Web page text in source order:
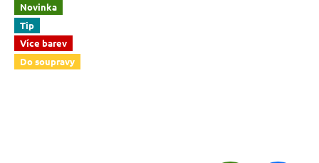
Novinka
Tip
Více barev
Do soupravy